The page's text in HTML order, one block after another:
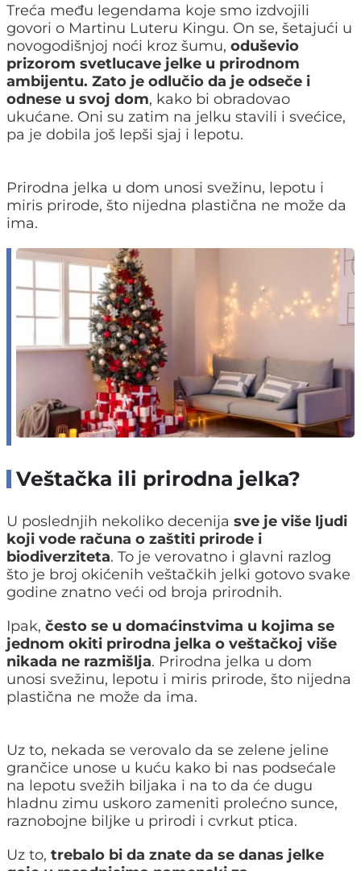
Treća među legendama koje smo izdvojili
govori o Martinu Luteru Kingu. On se, šetajući u
novogodišnjoj noći kroz šumu, oduševio
prizorom svetlucave jelke u prirodnom
ambijentu. Zato je odlučio da je odseče i
odnese u svoj dom, kako bi obradovao
ukućane. Oni su zatim na jelku stavili i svećice,
pa je dobila još lepši sjaj i lepotu.
Prirodna jelka u dom unosi svežinu, lepotu i
miris prirode, što nijedna plastična ne može da
ima.
Veštačka ili prirodna jelka?
U poslednjih nekoliko decenija sve je više ljudi
koji vode računa o zaštiti prirode i
biodiverziteta. To je verovatno i glavni razlog
što je broj okićenih veštačkih jelki gotovo svake
godine znatno veći od broja prirodnih.
Ipak, često se u domaćinstvima u kojima se
jednom okiti prirodna jelka o veštačkoj više
nikada ne razmišlja. Prirodna jelka u dom
unosi svežinu, lepotu i miris prirode, što nijedna
plastična ne može da ima.
Uz to, nekada se verovalo da se zelene jeline
grančice unose u kuću kako bi nas podsećale
na lepotu svežih biljaka i na to da će dugu
hladnu zimu uskoro zameniti prolećno sunce,
raznobojne biljke u prirodi i cvrkut ptica.
Uz to, trebalo bi da znate da se danas jelke